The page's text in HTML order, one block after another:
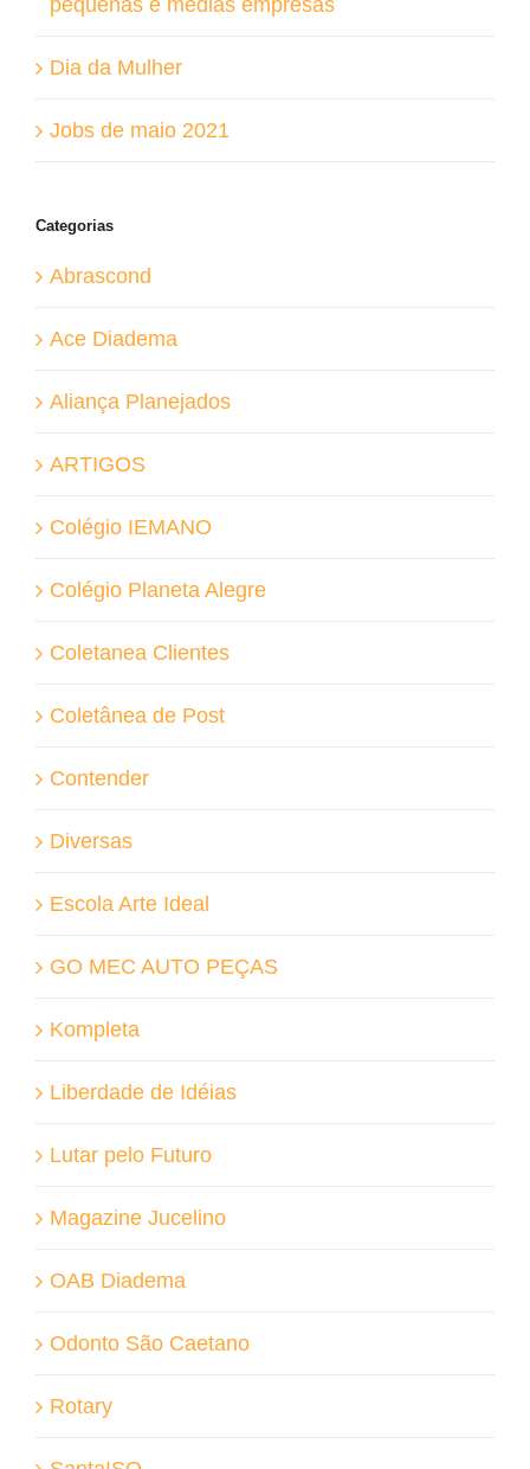
Dia da Mulher
Jobs de maio 2021
Categorias
Abrascond
Ace Diadema
Aliança Planejados
ARTIGOS
Colégio IEMANO
Colégio Planeta Alegre
Coletanea Clientes
Coletânea de Post
Contender
Diversas
Escola Arte Ideal
GO MEC AUTO PEÇAS
Kompleta
Liberdade de Idéias
Lutar pelo Futuro
Magazine Jucelino
OAB Diadema
Odonto São Caetano
Rotary